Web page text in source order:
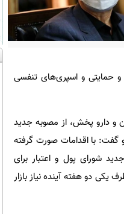
و حمایتی و اسپری‌های تنفسی
و دارو پخش، از مصوبه جدید
گفت: با اقدامات صورت گرفته
و همچنین مصوبات جدید شورای پول و اعتبار برای
یکی دو هفته آینده نیاز بازار